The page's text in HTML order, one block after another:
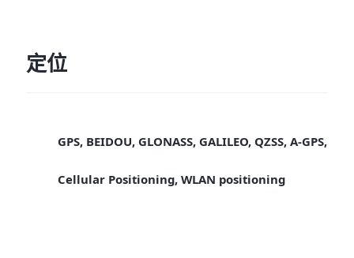
定位
GPS, BEIDOU, GLONASS, GALILEO, QZSS, A-GPS,
Cellular Positioning, WLAN positioning